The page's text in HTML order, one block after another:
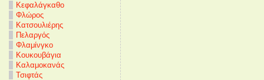
Κεφαλάγκαθο
Φλώρος
Κατσουλιέρης
Πελαργός
Φλαμίνγκο
Κουκουβάγια
Καλαμοκανάς
Τσιφτάς